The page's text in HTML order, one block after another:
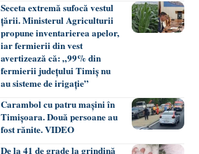
Seceta extremă sufocă vestul
țării. Ministerul Agriculturii
propune inventarierea apelor,
iar fermierii din vest
avertizează că: „99% din
fermierii județului Timiș nu
au sisteme de irigație”
Carambol cu patru mașini în
Timișoara. Două persoane au
fost rănite. VIDEO
De la 41 de grade la grindină